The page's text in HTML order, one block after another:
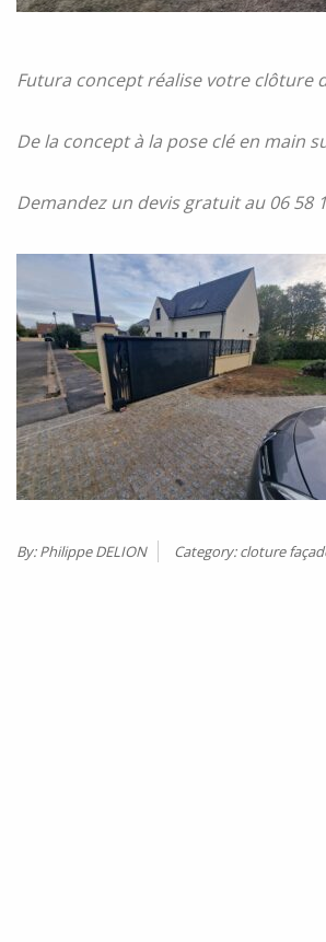
Futura concept réalise votre clôture
De la concept à la pose clé en main
Demandez un devis gratuit au 06 58
By:Philippe DELION Category:cloture